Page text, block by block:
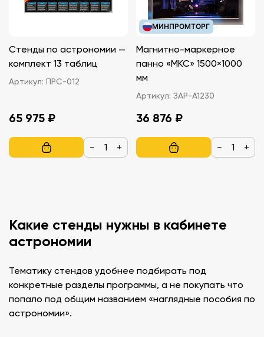
Стенды по астрономии —
комплект 13 таблиц
Артикул: ПРС-012
65 975 ₽
− +
МИНПРОМТОРГ
Магнитно-маркерное
панно «МКС» 1500×1000
мм
Артикул: ЗАР-А1230
36 876 ₽
− +
Какие стенды нужны в кабинете
астрономии
Тематику стендов удобнее подбирать под
конкретные разделы программы, а не покупать что
попало под общим названием «наглядные пособия по
астрономии».